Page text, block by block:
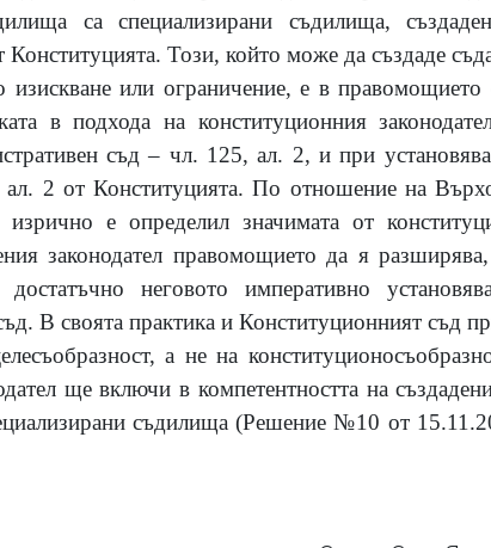
са специализирани съдилища,
Този, който може да създаде
или ограничение, е в правомощието
в подхода на конституционния
съд – чл. 125, ал. 2, и при
2 от Конституцията. По отношение на
изрично е определил значимата от
законодател правомощието да я
неговото императивно
В своята практика и Конституционният съд
а не на
ще включи в компетентността на
съдилища (Решение №10 от